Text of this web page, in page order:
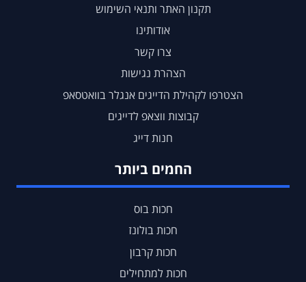
תקנון האתר ותנאי השימוש
אודותינו
צרו קשר
הצהרת נגישות
הצטרפו לקהילת הדייגים אנגלר בוואטסאפ
קבוצות ווצאפ לדייגים
חנות דייג
החמים ביותר
חכות בוס
חכות בולונז
חכות קרבון
חכות למתחילים